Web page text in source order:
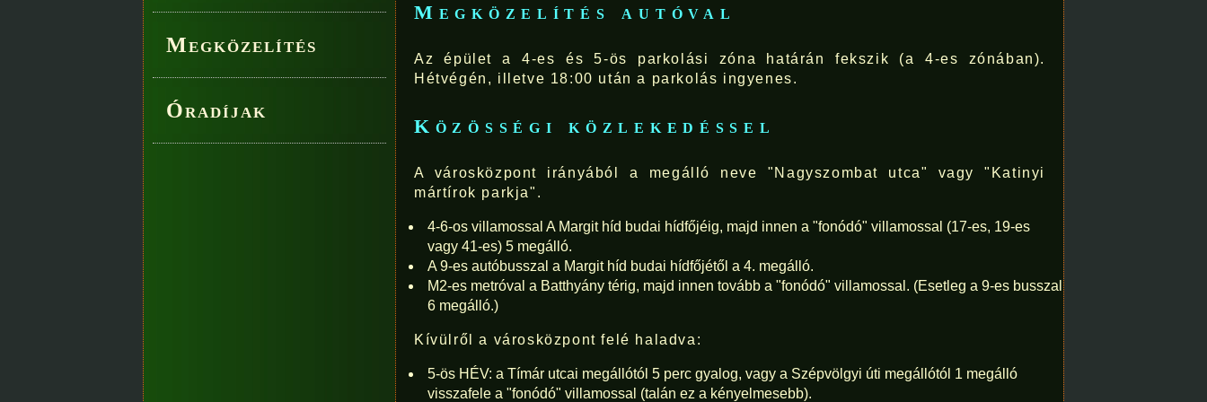
Megközelítés
Óradíjak
Megközelítés autóval
Az épület a 4-es és 5-ös parkolási zóna határán fekszik (a 4-es zónában).
Hétvégén, illetve 18:00 után a parkolás ingyenes.
Közösségi közlekedéssel
A városközpont irányából a megálló neve "Nagyszombat utca" vagy "Katinyi
mártírok parkja".
4-6-os villamossal A Margit híd budai hídfőjéig, majd innen a "fonódó" villamossal (17-es, 19-es
vagy 41-es) 5 megálló.
A 9-es autóbusszal a Margit híd budai hídfőjétől a 4. megálló.
M2-es metróval a Batthyány térig, majd innen tovább a "fonódó" villamossal. (Esetleg a 9-es busszal
6 megálló.)
Kívülről a városközpont felé haladva:
5-ös HÉV: a Tímár utcai megállótól 5 perc gyalog, vagy a Szépvölgyi úti megállótól 1 megálló
visszafele a "fonódó" villamossal (talán ez a kényelmesebb).